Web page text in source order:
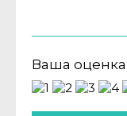
Ваша оценка